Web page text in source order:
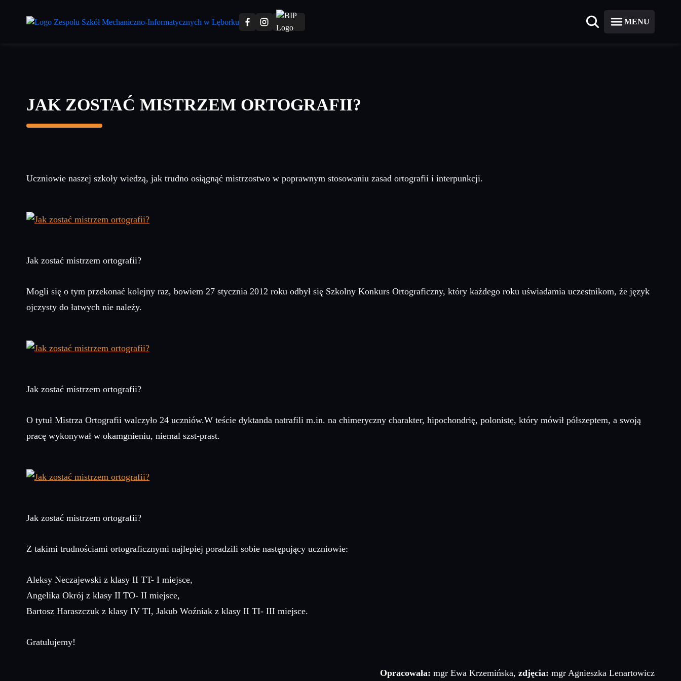
MENU
JAK ZOSTAĆ MISTRZEM ORTOGRAFII?
Uczniowie naszej szkoły wiedzą, jak trudno osiągnąć mistrzostwo w poprawnym stosowaniu zasad ortografii i interpunkcji.
Jak zostać mistrzem ortografii?
Mogli się o tym przekonać kolejny raz, bowiem 27 stycznia 2012 roku odbył się Szkolny Konkurs Ortograficzny, który każdego roku uświadamia uczestnikom, że język
ojczysty do łatwych nie należy.
Jak zostać mistrzem ortografii?
O tytuł Mistrza Ortografii walczyło 24 uczniów.W teście dyktanda natrafili m.in. na chimeryczny charakter, hipochondrię, polonistę, który mówił półszeptem, a swoją
pracę wykonywał w okamgnieniu, niemal szst-prast.
Jak zostać mistrzem ortografii?
Z takimi trudnościami ortograficznymi najlepiej poradzili sobie następujący uczniowie:
Aleksy Neczajewski z klasy II TT- I miejsce,
Angelika Okrój z klasy II TO- II miejsce,
Bartosz Haraszczuk z klasy IV TI, Jakub Woźniak z klasy II TI- III miejsce.
Gratulujemy!
Opracowała: mgr Ewa Krzemińska, zdjęcia: mgr Agnieszka Lenartowicz